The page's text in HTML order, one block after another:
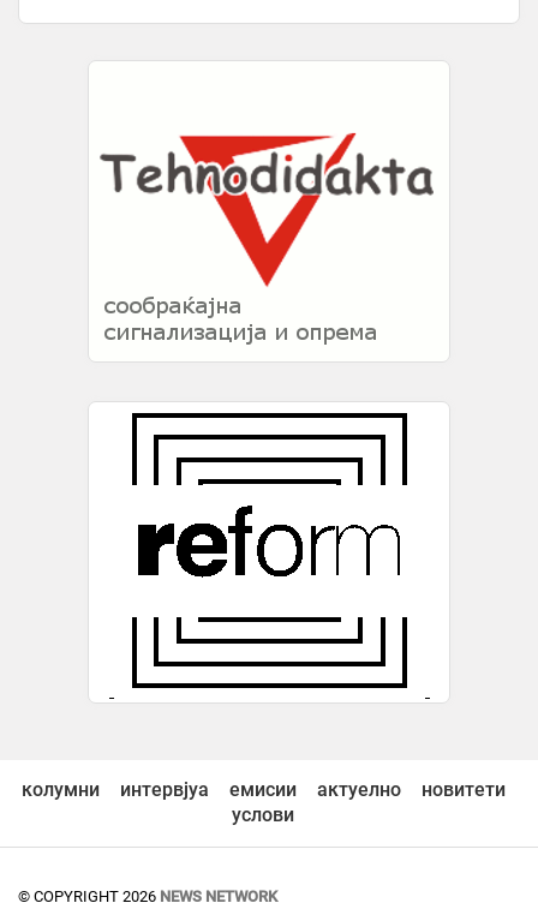
колумни интервјуа емисии актуелно
новитети
услови
© COPYRIGHT 2026 NEWS NETWORK